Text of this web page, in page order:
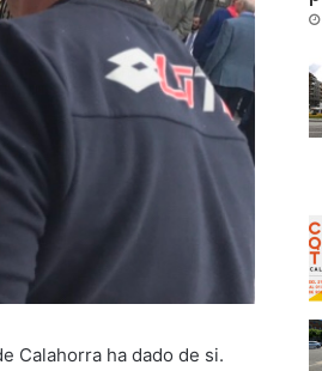
Calahorra ha dado de si.